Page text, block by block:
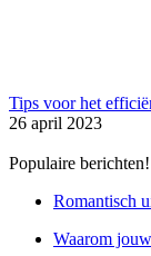
Tips voor het
26 april 2023
Populaire berichten!
Romantisch
Waarom